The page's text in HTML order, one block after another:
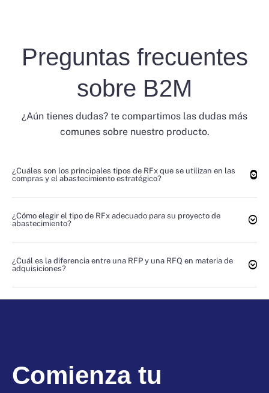
Preguntas frecuentes
sobre B2M
¿Aún tienes dudas? te compartimos las dudas más
comunes sobre nuestro producto.
¿Cuáles son los principales tipos de RFx que se utilizan en las
compras y el abastecimiento estratégico?
¿Cómo elegir el tipo de RFx adecuado para su proyecto de
abastecimiento?
¿Cuál es la diferencia entre una RFP y una RFQ en materia de
adquisiciones?
Comienza tu